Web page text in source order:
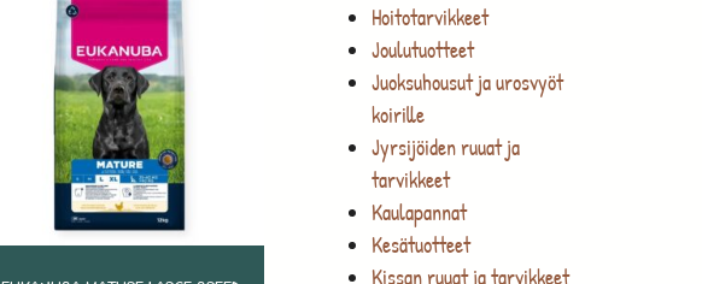
Hoitotarvikkeet
Joulutuotteet
Juoksuhousut ja urosvyöt
koirille
Jyrsijöiden ruuat ja
tarvikkeet
Kaulapannat
Kesätuotteet
Kissan ruuat ja tarvikkeet